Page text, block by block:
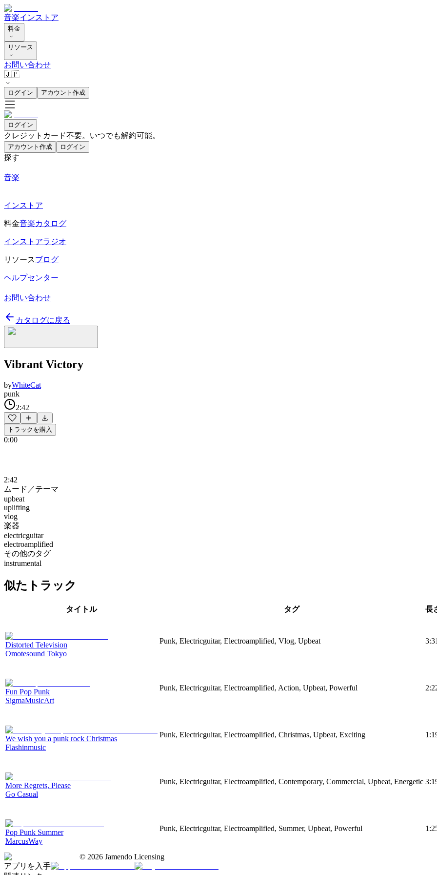
音楽インストア
料金
リソース
お問い合わせ
🇯🇵
ログイン アカウント作成
ログイン
クレジットカード不要。いつでも解約可能。
アカウント作成 ログイン
探す
音楽
インストア
料金音楽カタログ
インストアラジオ
リソースブログ
ヘルプセンター
お問い合わせ
カタログに戻る
Vibrant Victory
byWhiteCat
punk
2:42
トラックを購入
0:00
2:42
ムード／テーマ
upbeat
uplifting
vlog
楽器
electricguitar
electroamplified
その他のタグ
instrumental
似たトラック
タイトル タグ 長
Distorted Television
Omotesound Tokyo
Punk, Electricguitar, Electroamplified, Vlog, Upbeat 3:31
Fun Pop Punk
SigmaMusicArt
Punk, Electricguitar, Electroamplified, Action, Upbeat, Powerful
We wish you a punk rock Christmas
Flashinmusic
Punk, Electricguitar, Electroamplified, Christmas, Upbeat, Exciting
More Regrets, Please
Go Casual
Punk, Electricguitar, Electroamplified, Contemporary, Commercial, Upbeat, Energetic
Pop Punk Summer
MarcusWay
Punk, Electricguitar, Electroamplified, Summer, Upbeat, Powerful
© 2026 Jamendo Licensing
アプリを入手